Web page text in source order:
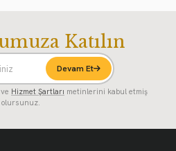
Katılın
Devam Et
ve Hizmet Şartları metinlerini kabul etmiş
olursunuz.